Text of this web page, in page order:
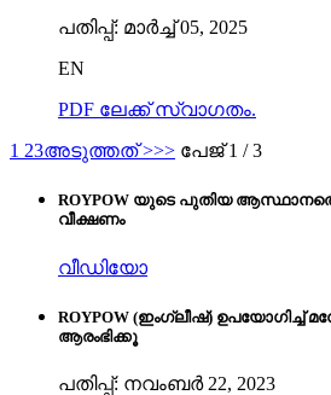
പതിപ്പ്: മാർച്ച് 05, 2025
EN
PDF ലേക്ക് സ്വാഗതം.
1 23അടുത്തത് >>> പേജ് 1 / 3
ROYPOW യുടെ പുതിയ
വീക്ഷണം
വീഡിയോ
ROYPOW (ഇംഗ്ലീഷ്) ഉപയോഗിച്ച്
ആരംഭിക്കൂ
പതിപ്പ്: നവംബർ 22, 2023